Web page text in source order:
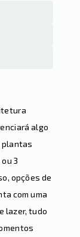
algo
plantas
3
opções de
com uma
lazer, tudo